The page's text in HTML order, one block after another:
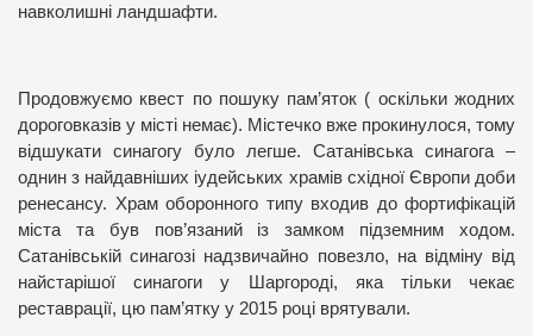
навколишні ландшафти.
Продовжуємо квест по пошуку пам’яток ( оскільки жодних
дороговказів у місті немає). Містечко вже прокинулося, тому
відшукати синагогу було легше. Сатанівська синагога –
однин з найдавніших іудейських храмів східної Європи доби
ренесансу. Храм оборонного типу входив до фортифікацій
міста та був пов’язаний із замком підземним ходом.
Сатанівській синагозі надзвичайно повезло, на відміну від
найстарішої синагоги у Шаргороді, яка тільки чекає
реставрації, цю пам’ятку у 2015 році врятували.